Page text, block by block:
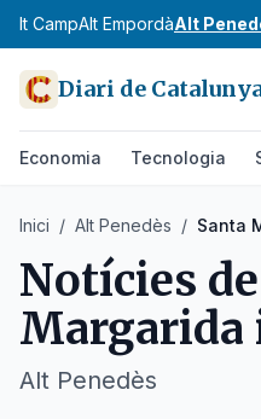
Alt CampAlt EmpordàAlt
Diari de
Economia Tecnologia
Inici / Alt Penedès / Santa
Notícies de
Margarida
Alt Penedès